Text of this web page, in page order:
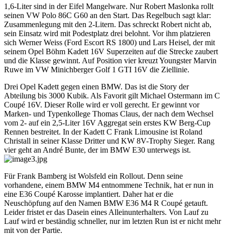
1,6-Liter sind in der Eifel Mangelware. Nur Robert Maslonka rollt
seinen VW Polo 86C G60 an den Start. Das Regelbuch sagt klar:
Zusammenlegung mit den 2-Litern. Das schreckt Robert nicht ab,
sein Einsatz wird mit Podestplatz drei belohnt. Vor ihm platzieren
sich Werner Weiss (Ford Escort RS 1800) und Lars Heisel, der mit
seinem Opel Böhm Kadett 16V Superzeiten auf die Strecke zaubert
und die Klasse gewinnt. Auf Position vier kreuzt Youngster Marvin
Ruwe im VW Minichberger Golf 1 GTI 16V die Ziellinie.
Drei Opel Kadett gegen einen BMW. Das ist die Story der
Abteilung bis 3000 Kubik. Als Favorit gilt Michael Ostermann im C
Coupé 16V. Dieser Rolle wird er voll gerecht. Er gewinnt vor
Marken- und Typenkollege Thomas Claus, der nach dem Wechsel
vom 2- auf ein 2,5-Liter 16V Aggregat sein erstes KW Berg-Cup
Rennen bestreitet. In der Kadett C Frank Limousine ist Roland
Christall in seiner Klasse Dritter und KW 8V-Trophy Sieger. Rang
vier geht an André Bunte, der im BMW E30 unterwegs ist.
Für Frank Bamberg ist Wolsfeld ein Rollout. Denn seine
vorhandene, einem BMW M4 entnommene Technik, hat er nun in
eine E36 Coupé Karosse implantiert. Daher hat er die
Neuschöpfung auf den Namen BMW E36 M4 R Coupé getauft.
Leider fristet er das Dasein eines Alleinunterhalters. Von Lauf zu
Lauf wird er beständig schneller, nur im letzten Run ist er nicht mehr
mit von der Partie.